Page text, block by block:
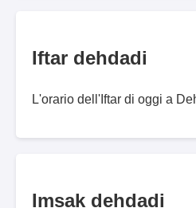
Iftar dehdadi
L'orario dell'Iftar di oggi a
Imsak dehdadi